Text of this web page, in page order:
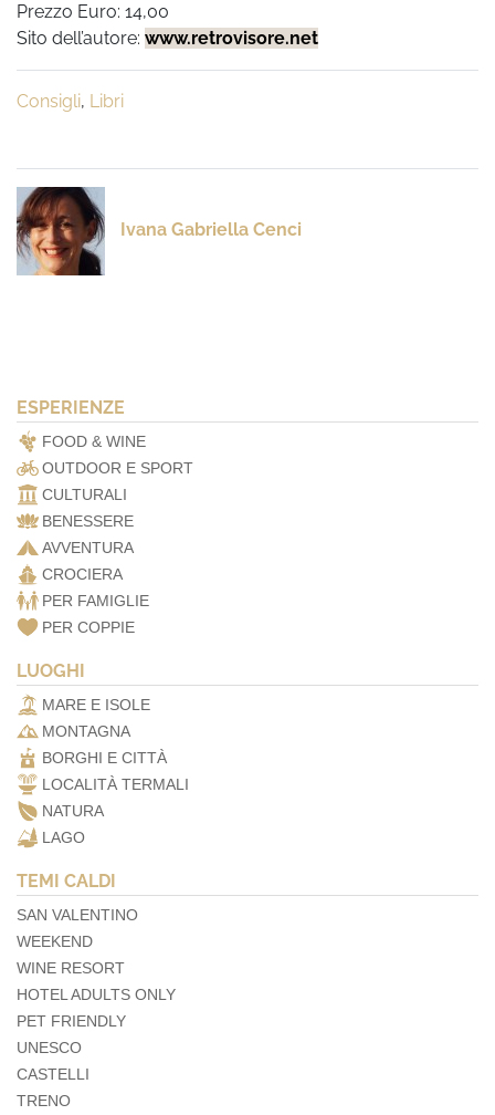
Prezzo Euro: 14,00
Sito dell’autore: www.retrovisore.net
Consigli, Libri
Ivana Gabriella Cenci
ESPERIENZE
FOOD & WINE
OUTDOOR E SPORT
CULTURALI
BENESSERE
AVVENTURA
CROCIERA
PER FAMIGLIE
PER COPPIE
LUOGHI
MARE E ISOLE
MONTAGNA
BORGHI E CITTÀ
LOCALITÀ TERMALI
NATURA
LAGO
TEMI CALDI
SAN VALENTINO
WEEKEND
WINE RESORT
HOTEL ADULTS ONLY
PET FRIENDLY
UNESCO
CASTELLI
TRENO